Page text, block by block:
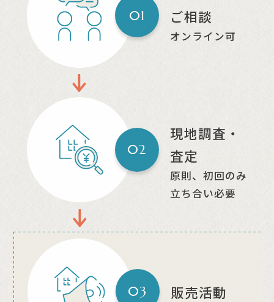
01 ご相談
オンライン可
02
現地調査・
査定
原則、初回のみ
立ち合い必要
03 販売活動